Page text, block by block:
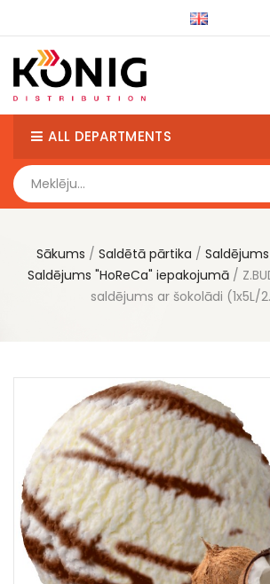
ALL DEPARTMENTS
Sākums Saldētā pārtika
Saldējums "HoReCa" iepakojumā
saldējums ar šokolādi (1x5L/